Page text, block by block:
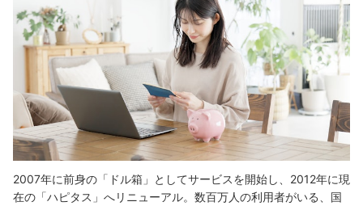
2007年に前身の「ドル箱」としてサービスを開始し、2012年に現
在の「ハピタス」へリニューアル。数百万人の利用者がいる、国